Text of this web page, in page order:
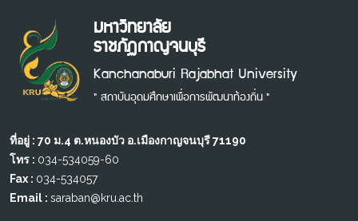
มหาวิทยาลัย
ราชภัฏกาญจนบุรี
Kanchanaburi Rajabhat University
" สถาบันอุดมศึกษาเพื่อการพัฒนาท้องถิ่น "
ที่อยู่ : 70 ม.4 ต.หนองบัว อ.เมืองกาญจนบุรี 71190
โทร : 034-534059-60
Fax : 034-534057
Email : saraban@kru.ac.th